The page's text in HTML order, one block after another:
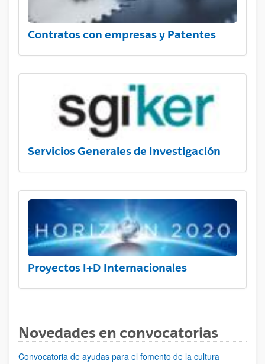
Contratos con empresas y Patentes
Servicios Generales de Investigación
Proyectos I+D Internacionales
Novedades en convocatorias
Convocatoria de ayudas para el fomento de la cultura